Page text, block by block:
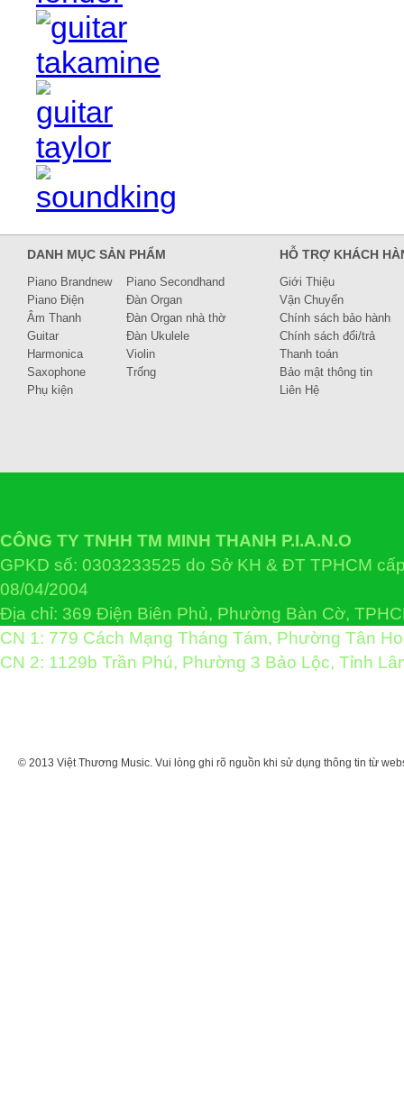
DANH MỤC SẢN PHẨM
Piano Brandnew
Piano Secondhand
Piano Điện
Đàn Organ
Âm Thanh
Đàn Organ nhà thờ
Guitar
Đàn Ukulele
Harmonica
Violin
Saxophone
Trống
Phụ kiện
HỖ TRỢ KHÁCH
Giới Thiệu
Vận Chuyển
Chính sách bảo hành
Chính sách đổi/trả
Thanh toán
Bảo mật thông tin
Liên Hệ
CÔNG TY TNHH TM MINH THANH P.I.A.N.O
GPKD số: 0303233525 do Sở KH & ĐT TPHCM
08/04/2004
Địa chỉ: 369 Điện Biên Phủ, Phường Bàn Cờ,
CN 1: 779 Cách Mạng Tháng Tám, Phường Tân
CN 2: 1129b Trần Phú, Phường 3 Bảo Lộc, Tỉnh
© 2013 Việt Thương Music. Vui lòng ghi rõ nguồn khi sử dụng thông tin từ